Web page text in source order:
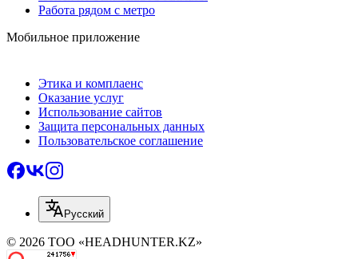
Работа рядом с метро
Мобильное приложение
Этика и комплаенс
Оказание услуг
Использование сайтов
Защита персональных данных
Пользовательское соглашение
Русский
© 2026 ТОО «HEADHUNTER.KZ»